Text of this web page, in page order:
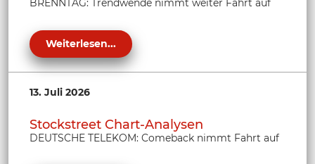
BRENNTAG: Trendwende nimmt weiter Fahrt auf
Weiterlesen...
13. Juli 2026
Stockstreet Chart-Analysen
DEUTSCHE TELEKOM: Comeback nimmt Fahrt auf